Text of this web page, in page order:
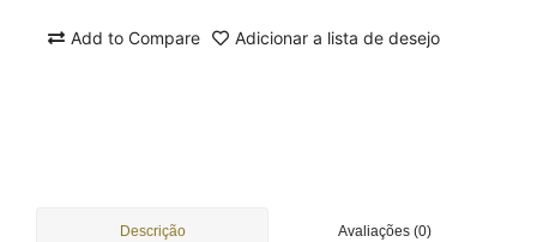
Add to Compare Adicionar a lista de desejo
Descrição Avaliações (0)